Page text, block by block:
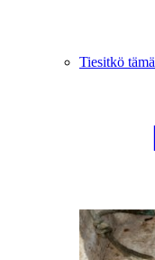
Tiesitkö